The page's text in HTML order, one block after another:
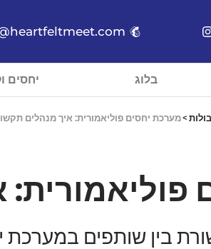
בלוג יחסים
>מערכת יחסים פוליאמורית: איך מנהלים
בין שותפים במערכת